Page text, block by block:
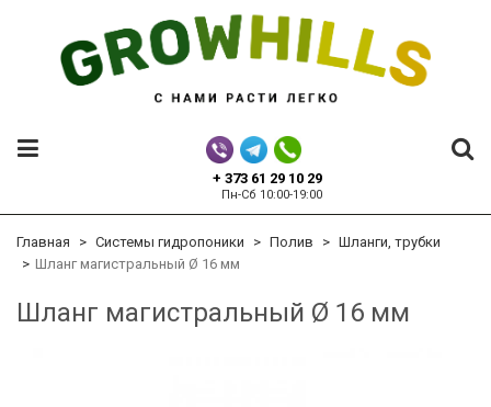
+ 373 61 29 10 29
Пн-Сб 10:00-19:00
Главная Системы гидропоники Полив
Шланги, трубки
Шланг магистральный Ø 16 мм
Шланг магистральный Ø 16 мм